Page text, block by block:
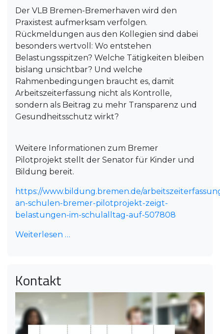
Der VLB Bremen-Bremerhaven wird den
Praxistest aufmerksam verfolgen.
Rückmeldungen aus den Kollegien sind dabei
besonders wertvoll: Wo entstehen
Belastungsspitzen? Welche Tätigkeiten bleiben
bislang unsichtbar? Und welche
Rahmenbedingungen braucht es, damit
Arbeitszeiterfassung nicht als Kontrolle,
sondern als Beitrag zu mehr Transparenz und
Gesundheitsschutz wirkt?
Weitere Informationen zum Bremer
Pilotprojekt stellt der Senator für Kinder und
Bildung bereit.
https://www.bildung.bremen.de/
an-schulen-bremer-pilotprojekt-zeigt-
belastungen-im-schulalltag-auf-507808
Weiterlesen …
Kontakt